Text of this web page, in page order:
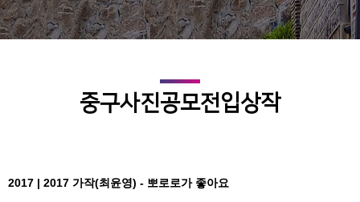
중구사진공모전입상작
2017 | 2017 가작(최윤영) - 뽀로로가 좋아요